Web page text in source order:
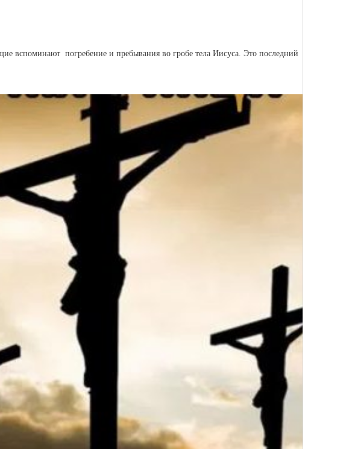
вспоминают погребение и пребывания во гробе тела Иисуса. Это последний